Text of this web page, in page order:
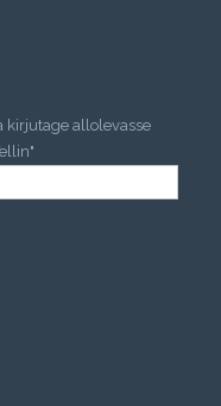
kirjutage allolevasse